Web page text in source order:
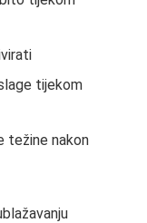
tijekom
težine nakon